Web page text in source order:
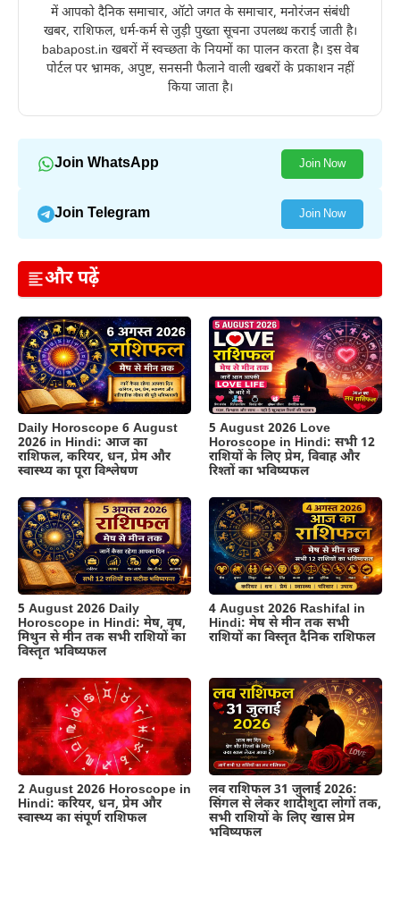
में आपको दैनिक समाचार, ऑटो जगत के समाचार, मनोरंजन संबंधी
खबर, राशिफल, धर्म-कर्म से जुड़ी पुख्ता सूचना उपलब्ध कराई जाती है।
babapost.in खबरों में स्वच्छता के नियमों का पालन करता है। इस वेब
पोर्टल पर भ्रामक, अपुष्ट, सनसनी फैलाने वाली खबरों के प्रकाशन नहीं
किया जाता है।
Join WhatsApp Join Now
Join Telegram Join Now
और पढ़ें
Daily Horoscope 6 August
2026 in Hindi: आज का
राशिफल, करियर, धन, प्रेम और
स्वास्थ्य का पूरा विश्लेषण
5 August 2026 Love
Horoscope in Hindi: सभी 12
राशियों के लिए प्रेम, विवाह और
रिश्तों का भविष्यफल
5 August 2026 Daily
Horoscope in Hindi: मेष, वृष,
मिथुन से मीन तक सभी राशियों का
विस्तृत भविष्यफल
4 August 2026 Rashifal in
Hindi: मेष से मीन तक सभी
राशियों का विस्तृत दैनिक राशिफल
2 August 2026 Horoscope in
Hindi: करियर, धन, प्रेम और
स्वास्थ्य का संपूर्ण राशिफल
लव राशिफल 31 जुलाई 2026:
सिंगल से लेकर शादीशुदा लोगों तक,
सभी राशियों के लिए खास प्रेम
भविष्यफल